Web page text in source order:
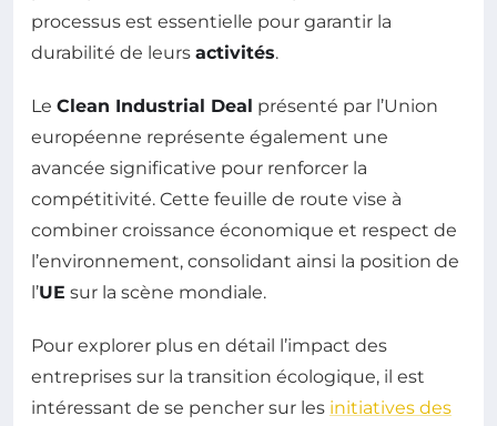
processus est essentielle pour garantir la
durabilité de leurs activités.
Le Clean Industrial Deal présenté par l’Union
européenne représente également une
avancée significative pour renforcer la
compétitivité. Cette feuille de route vise à
combiner croissance économique et respect de
l’environnement, consolidant ainsi la position de
l’UE sur la scène mondiale.
Pour explorer plus en détail l’impact des
entreprises sur la transition écologique, il est
intéressant de se pencher sur les initiatives des